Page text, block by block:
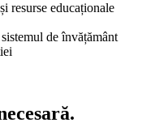
resurse educaționale
de învățământ